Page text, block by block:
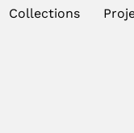
Collections